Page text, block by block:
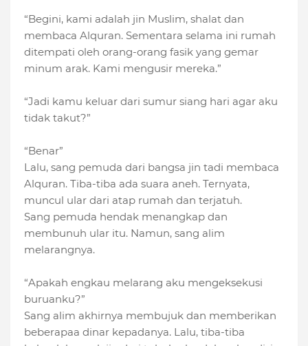
“Begini, kami adalah jin Muslim, shalat dan
membaca Alquran. Sementara selama ini rumah
ditempati oleh orang-orang fasik yang gemar
minum arak. Kami mengusir mereka.”
“Jadi kamu keluar dari sumur siang hari agar aku
tidak takut?”
“Benar”
Lalu, sang pemuda dari bangsa jin tadi membaca
Alquran. Tiba-tiba ada suara aneh. Ternyata,
muncul ular dari atap rumah dan terjatuh.
Sang pemuda hendak menangkap dan
membunuh ular itu. Namun, sang alim
melarangnya.
“Apakah engkau melarang aku mengeksekusi
buruanku?”
Sang alim akhirnya membujuk dan memberikan
beberapaa dinar kepadanya. Lalu, tiba-tiba